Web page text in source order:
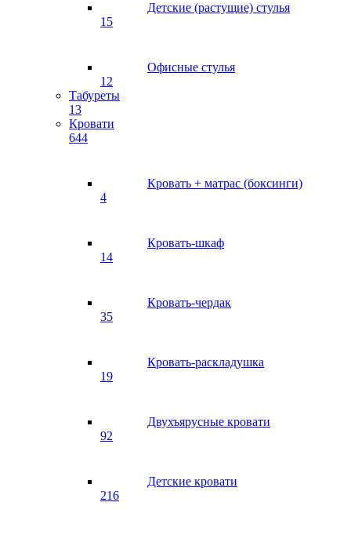
Детские (растущие) стулья
15
Офисные стулья
12
Табуреты
13
Кровати
644
Кровать + матрас (боксинги)
4
Кровать-шкаф
14
Кровать-чердак
35
Кровать-раскладушка
19
Двухъярусные кровати
92
Детские кровати
216